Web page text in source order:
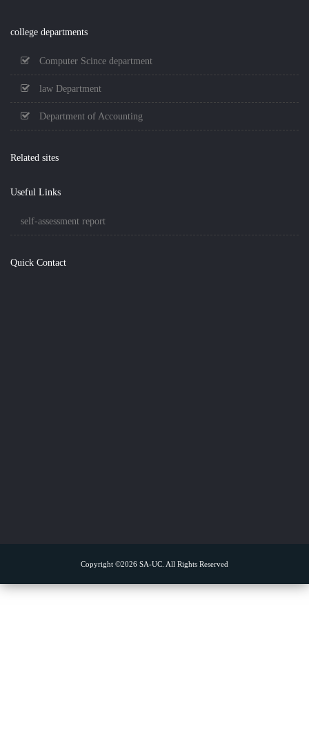
college departments
Computer Scince department
law Department
Department of Accounting
Related sites
Useful Links
self-assessment report
Quick Contact
Copyright ©2026 SA-UC. All Rights Reserved